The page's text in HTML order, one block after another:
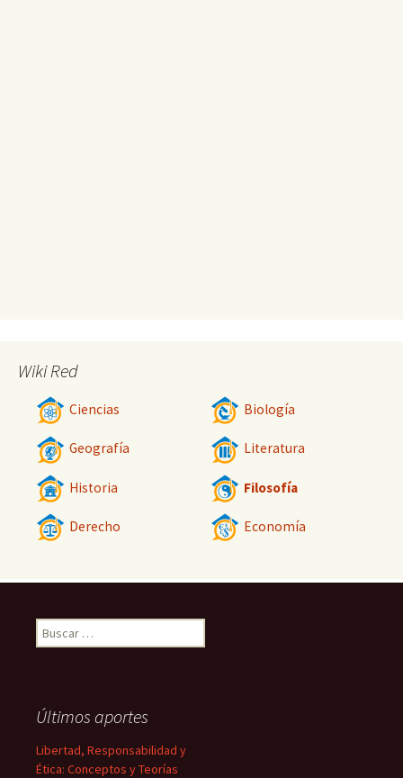
Wiki Red
Ciencias Biología
Geografía Literatura
Historia Filosofía
Derecho Economía
Buscar:
Últimos aportes
Libertad, Responsabilidad y
Ética: Conceptos y Teorías